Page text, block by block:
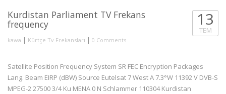
Kurdistan Parliament TV Frekans
frequency
kawa | Kürtçe Tv Frekansları | 0 Comments
13
TEM
Satellite Position Frequency System SR FEC Encryption Packages
Lang. Beam EIRP (dBW) Source Eutelsat 7 West A 7.3°W 11392 V DVB-S
MPEG-2 27500 3/4 Ku MENA 0 N Schlammer 110304 Kurdistan